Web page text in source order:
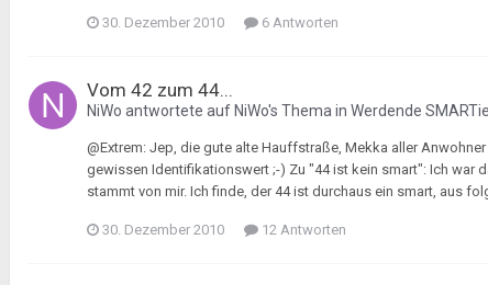
30. Dezember 2010 6 Antworten
Vom 42 zum 44...
NiWo antwortete auf NiWo's Thema in Werdende
@Extrem: Jep, die gute alte Hauffstraße, Mekka aller
gewissen Identifikationswert ;-) Zu "44 ist kein smart": Ich war
stammt von mir. Ich finde, der 44 ist durchaus ein smart, aus
30. Dezember 2010 12 Antworten